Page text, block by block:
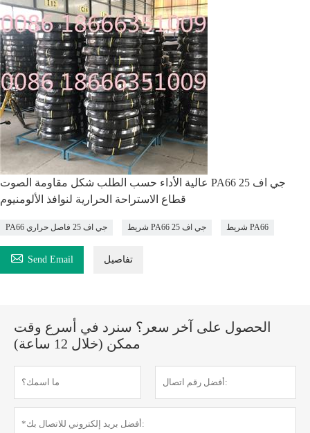
عالية الأداء حسب الطلب شكل مقاومة الصوت PA66 جي اف 25
قطاع الاستراحة الحرارية لنوافذ الألومنيوم
PA66 جي اف 25 فاصل حراري شريط PA66 جي اف 25 شريط PA66
 Send Email تفاصيل
الحصول على آخر سعر؟ سنرد في أسرع وقت
ممكن (خلال 12 ساعة)